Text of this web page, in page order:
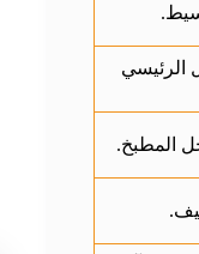
الرئيسي
المطبخ.